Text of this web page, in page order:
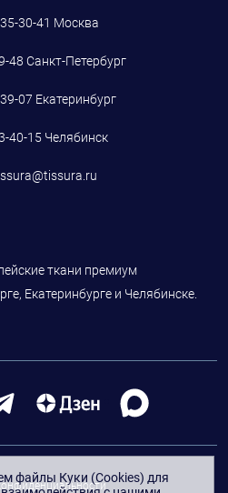
30-41 Москва
48 Санкт-Петербург
07 Екатеринбург
40-15 Челябинск
ткани премиум
Екатеринбурге и Челябинске.
файлы Куки (Cookies) для